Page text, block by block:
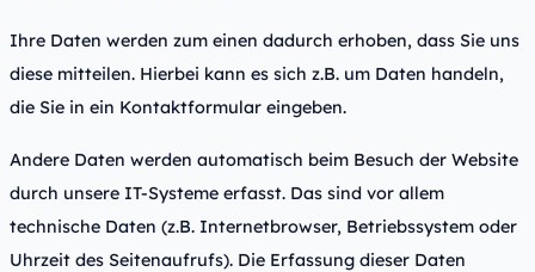
Ihre Daten werden zum einen dadurch erhoben, dass Sie uns
diese mitteilen. Hierbei kann es sich z.B. um Daten handeln,
die Sie in ein Kontaktformular eingeben.
Andere Daten werden automatisch beim Besuch der Website
durch unsere IT-Systeme erfasst. Das sind vor allem
technische Daten (z.B. Internetbrowser, Betriebssystem oder
Uhrzeit des Seitenaufrufs). Die Erfassung dieser Daten